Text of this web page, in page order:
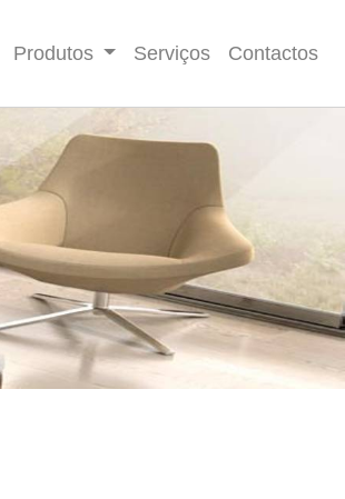
Produtos Serviços Contactos